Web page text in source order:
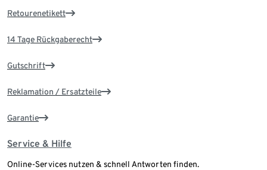
Retourenetikett
14 Tage Rückgaberecht
Gutschrift
Reklamation / Ersatzteile
Garantie
Service & Hilfe
Online-Services nutzen & schnell Antworten finden.